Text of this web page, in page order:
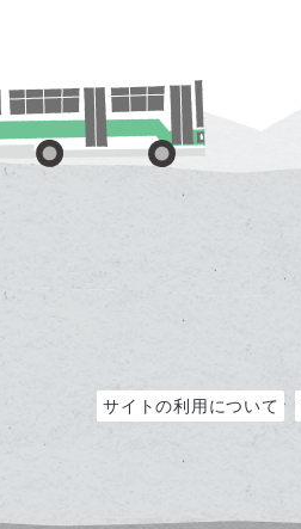
サイトの利用について